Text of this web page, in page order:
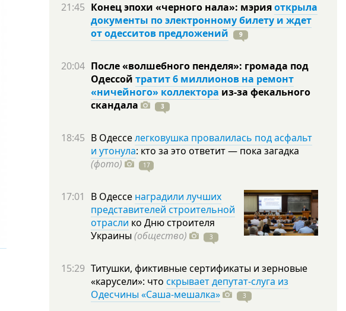
21:45 Конец эпохи «черного нала»: мэрияоткрыла
документы по электронному билету и ждет
от одесситов предложений
9
20:04 После «волшебного пенделя»: громада под
Одессой тратит 6 миллионов на ремонт
«ничейного» коллектора из-за фекального
скандала
3
18:45 В Одесселегковушка провалилась под асфальт
и утонула: кто за это ответит — пока загадка
(фото)
17
17:01 В Одессе наградили лучших
представителей строительной
отрасли ко Дню строителя
Украины (общество) 3
15:29 Титушки, фиктивные сертификаты и зерновые
«карусели»: что скрывает депутат-слуга из
Одесчины «Саша-мешалка»
3